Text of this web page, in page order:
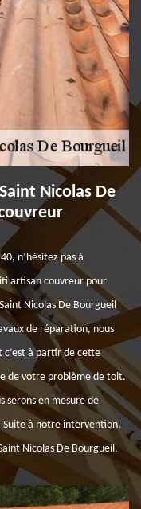
Nicolas De
n’hésitez pas à
artisan couvreur pour
Nicolas De Bourgueil
de réparation, nous
à partir de cette
de votre problème de toit.
serons en mesure de
Suite à notre intervention,
Nicolas De Bourgueil.